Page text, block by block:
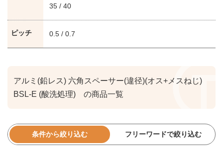
35 / 40
ピッチ 0.5 / 0.7
アルミ(鉛レス) 六角スペーサー(違径)(オス+メスねじ)
BSL-E (酸洗処理) の商品一覧
条件から絞り込む フリーワードで絞り込む